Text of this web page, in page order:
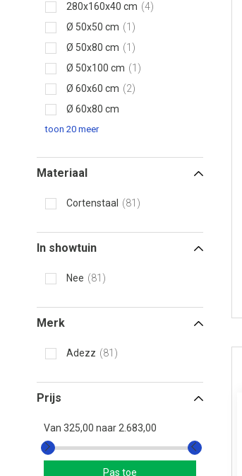
280x160x40 cm
4
Ø 50x50 cm
1
Ø 50x80 cm
1
Ø 50x100 cm
1
Ø 60x60 cm
2
Ø 60x80 cm
toon 20 meer
Materiaal
Cortenstaal 81
In showtuin
Nee 81
Merk
Adezz 81
Prijs
Van 325,00 naar 2.683,00
Pas toe